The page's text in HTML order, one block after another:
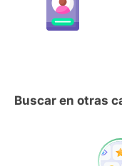
Buscar en otras